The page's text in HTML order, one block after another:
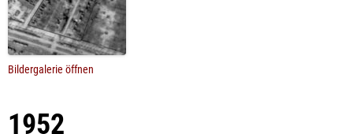
Bildergalerie öffnen
1952